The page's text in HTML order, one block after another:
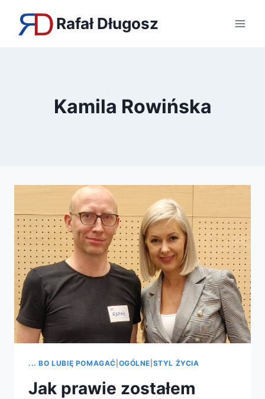
treści
Rafał Długosz
Kamila Rowińska
... BO LUBIĘ POMAGAĆ OGÓLNE STYL ŻYCIA
Jak prawie zostałem